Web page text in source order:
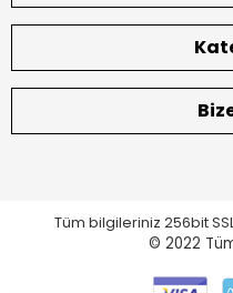
Tüm bilgileriniz 256bit
© 2022